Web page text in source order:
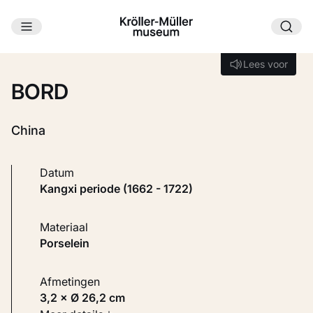
Ga naar hoofdinhoud
Lees voor
Lees voor
BORD
China
Datum
Kangxi periode (1662 - 1722)
Materiaal
Porselein
Afmetingen
3,2 × Ø 26,2 cm